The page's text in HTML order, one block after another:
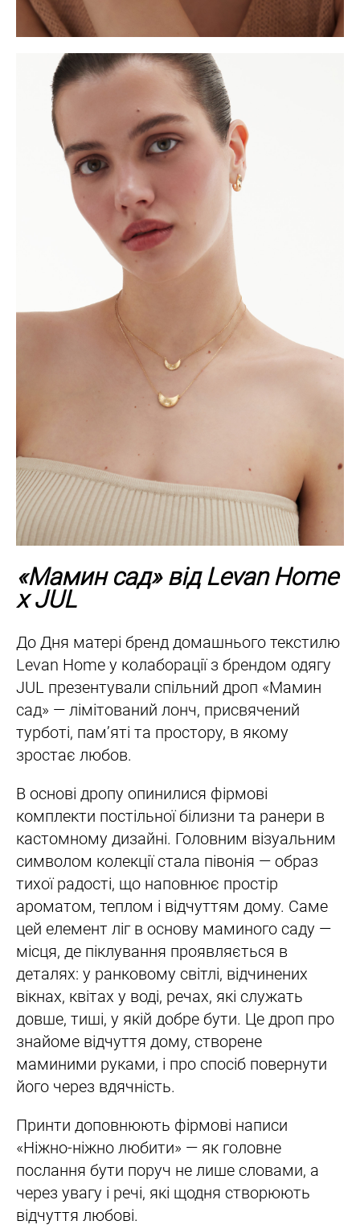
«Мамин сад» від Levan Home
x JUL
До Дня матері бренд домашнього текстилю
Levan Home у колаборації з брендом одягу
JUL презентували спільний дроп «Мамин
сад» — лімітований лонч, присвячений
турботі, пам’яті та простору, в якому
зростає любов.
В основі дропу опинилися фірмові
комплекти постільної білизни та ранери в
кастомному дизайні. Головним візуальним
символом колекції стала півонія — образ
тихої радості, що наповнює простір
ароматом, теплом і відчуттям дому. Саме
цей елемент ліг в основу маминого саду —
місця, де піклування проявляється в
деталях: у ранковому світлі, відчинених
вікнах, квітах у воді, речах, які служать
довше, тиші, у якій добре бути. Це дроп про
знайоме відчуття дому, створене
маминими руками, і про спосіб повернути
його через вдячність.
Принти доповнюють фірмові написи
«Ніжно-ніжно любити» — як головне
послання бути поруч не лише словами, а
через увагу і речі, які щодня створюють
відчуття любові.